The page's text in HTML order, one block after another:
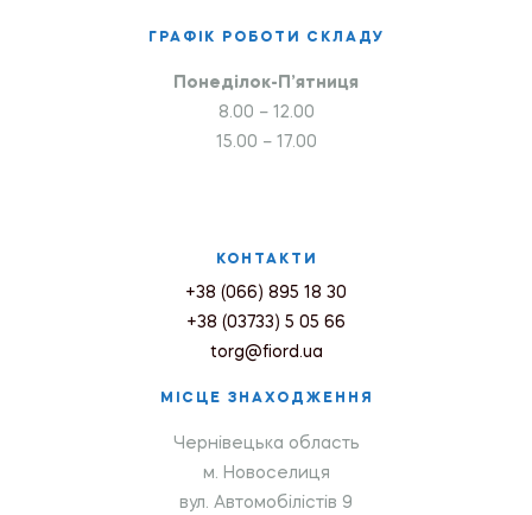
ГРАФІК РОБОТИ СКЛАДУ
Понеділок-П’ятниця
8.00 – 12.00
15.00 – 17.00
КОНТАКТИ
+38 (066) 895 18 30
+38 (03733) 5 05 66
torg@fiord.ua
МІСЦЕ ЗНАХОДЖЕННЯ
Чернівецька область
м. Новоселиця
вул. Автомобілістів 9